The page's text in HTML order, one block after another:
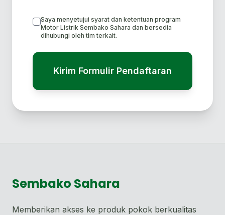
Saya menyetujui syarat dan ketentuan program
Motor Listrik Sembako Sahara dan bersedia
dihubungi oleh tim terkait.
Kirim Formulir Pendaftaran
Sembako Sahara
Memberikan akses ke produk pokok berkualitas